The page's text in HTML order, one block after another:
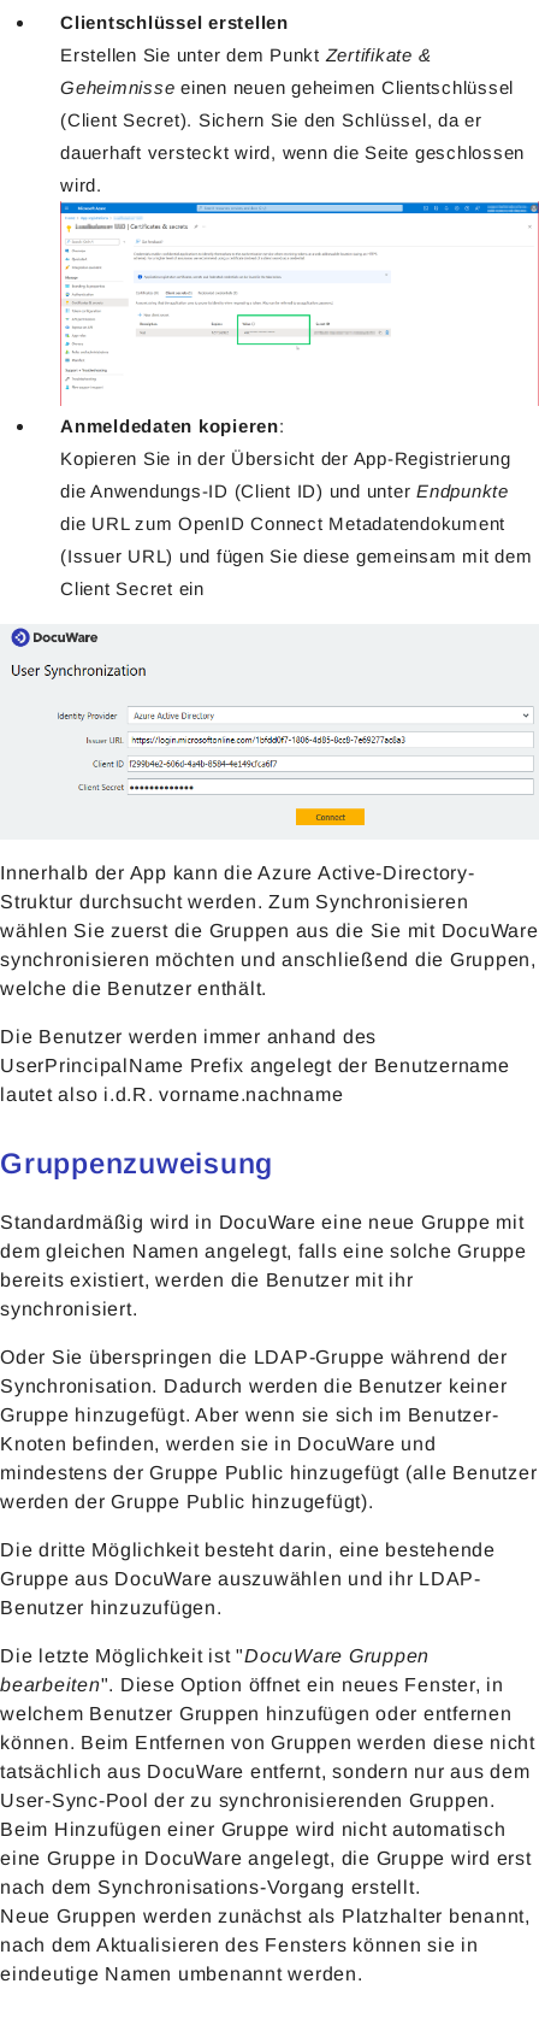
Clientschlüssel erstellen
Erstellen Sie unter dem Punkt Zertifikate &
Geheimnisse einen neuen geheimen Clientschlüssel
(Client Secret). Sichern Sie den Schlüssel, da er
dauerhaft versteckt wird, wenn die Seite geschlossen
wird.
Anmeldedaten kopieren:
Kopieren Sie in der Übersicht der App-Registrierung
die Anwendungs-ID (Client ID) und unter Endpunkte
die URL zum OpenID Connect Metadatendokument
(Issuer URL) und fügen Sie diese gemeinsam mit dem
Client Secret ein
Innerhalb der App kann die Azure Active-Directory-
Struktur durchsucht werden. Zum Synchronisieren
wählen Sie zuerst die Gruppen aus die Sie mit DocuWare
synchronisieren möchten und anschließend die Gruppen,
welche die Benutzer enthält.
Die Benutzer werden immer anhand des
UserPrincipalName Prefix angelegt der Benutzername
lautet also i.d.R. vorname.nachname
Gruppenzuweisung
Standardmäßig wird in DocuWare eine neue Gruppe mit
dem gleichen Namen angelegt, falls eine solche Gruppe
bereits existiert, werden die Benutzer mit ihr
synchronisiert.
Oder Sie überspringen die LDAP-Gruppe während der
Synchronisation. Dadurch werden die Benutzer keiner
Gruppe hinzugefügt. Aber wenn sie sich im Benutzer-
Knoten befinden, werden sie in DocuWare und
mindestens der Gruppe Public hinzugefügt (alle Benutzer
werden der Gruppe Public hinzugefügt).
Die dritte Möglichkeit besteht darin, eine bestehende
Gruppe aus DocuWare auszuwählen und ihr LDAP-
Benutzer hinzuzufügen.
Die letzte Möglichkeit ist "DocuWare Gruppen
bearbeiten". Diese Option öffnet ein neues Fenster, in
welchem Benutzer Gruppen hinzufügen oder entfernen
können. Beim Entfernen von Gruppen werden diese nicht
tatsächlich aus DocuWare entfernt, sondern nur aus dem
User-Sync-Pool der zu synchronisierenden Gruppen.
Beim Hinzufügen einer Gruppe wird nicht automatisch
eine Gruppe in DocuWare angelegt, die Gruppe wird erst
nach dem Synchronisations-Vorgang erstellt.
Neue Gruppen werden zunächst als Platzhalter benannt,
nach dem Aktualisieren des Fensters können sie in
eindeutige Namen umbenannt werden.